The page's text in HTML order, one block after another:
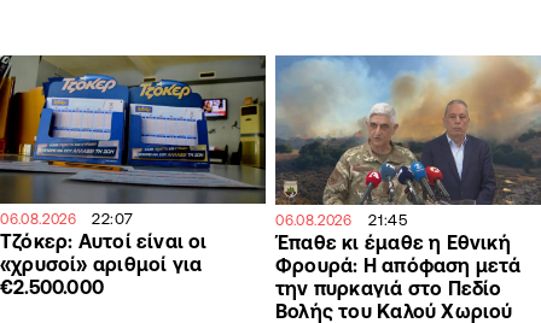
06.08.2026 22:07
Τζόκερ: Αυτοί είναι οι
«χρυσοί» αριθμοί για
€2.500.000
06.08.2026 21:45
Έπαθε κι έμαθε η Εθνική
Φρουρά: Η απόφαση μετά
την πυρκαγιά στο Πεδίο
Βολής του Καλού Χωριού